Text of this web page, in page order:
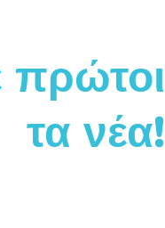
πρώτοι
τα νέα!